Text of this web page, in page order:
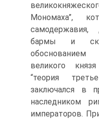
Мономаха”,
бармы и
обоснованием
великого
“теория
заключался в
наследником
императоров.